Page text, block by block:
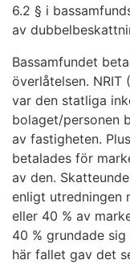
6.2 § i
av
Bassamfundet
överlåtelsen. NRIT
var den statliga
bolaget/personen
av fastigheten.
betalades för
av den.
enligt utredningen
eller 40 % av
40 % grundade
här fallet gav det